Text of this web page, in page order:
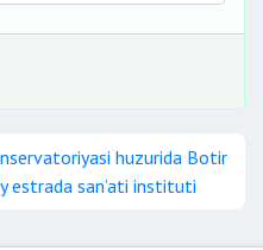
huzurida Botir
estrada san’ati instituti